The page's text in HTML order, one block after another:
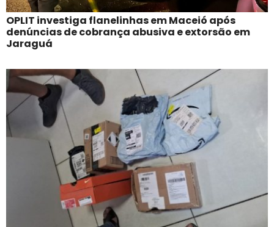
OPLIT investiga flanelinhas em Maceió após
denúncias de cobrança abusiva e extorsão em
Jaraguá